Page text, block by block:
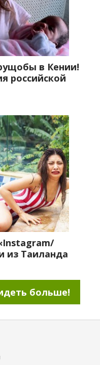
в Кении!
российской
из Таиланда
больше!